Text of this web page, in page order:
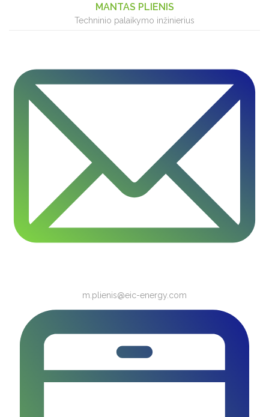
MANTAS PLIENIS
Techninio palaikymo inžinierius
m.plienis@eic-energy.com